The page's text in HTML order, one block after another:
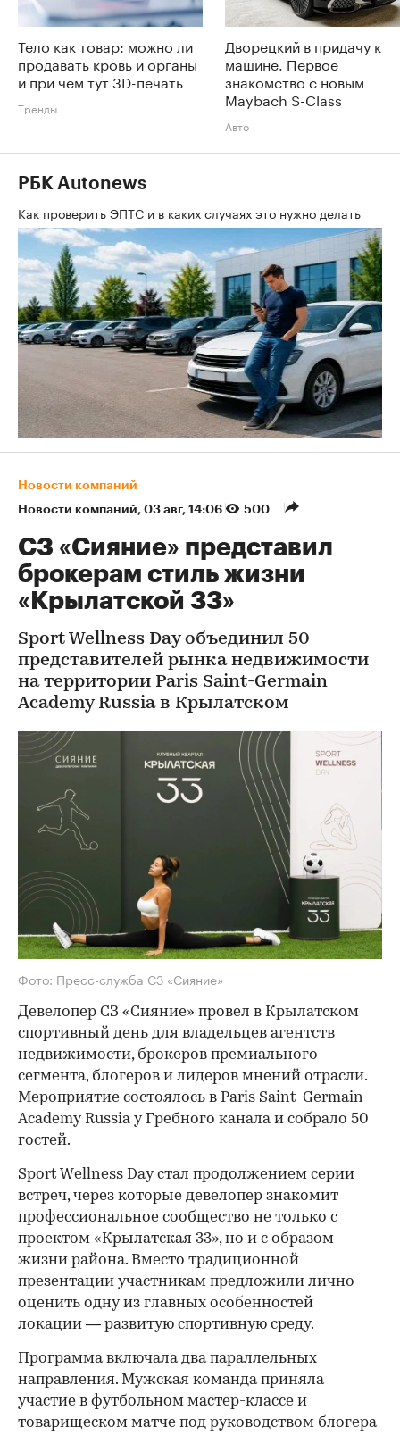
Тело как товар: можно ли
продавать кровь и органы
и при чем тут 3D-печать
Тренды
Дворецкий в придачу к
машине. Первое
знакомство с новым
Maybach S-Class
Авто
РБК Autonews
Как проверить ЭПТС и в каких случаях это нужно делать
Новости компаний
Новости компаний⁠, 03 авг, 14:06 500
СЗ «Сияние» представил
брокерам стиль жизни
«Крылатской 33»
Sport Wellness Day объединил 50
представителей рынка недвижимости
на территории Paris Saint-Germain
Academy Russia в Крылатском
Фото: Пресс-служба СЗ «Сияние»
Девелопер СЗ «Сияние» провел в Крылатском
спортивный день для владельцев агентств
недвижимости, брокеров премиального
сегмента, блогеров и лидеров мнений отрасли.
Мероприятие состоялось в Paris Saint-Germain
Academy Russia у Гребного канала и собрало 50
гостей.
Sport Wellness Day стал продолжением серии
встреч, через которые девелопер знакомит
профессиональное сообщество не только с
проектом «Крылатская 33», но и с образом
жизни района. Вместо традиционной
презентации участникам предложили лично
оценить одну из главных особенностей
локации — развитую спортивную среду.
Программа включала два параллельных
направления. Мужская команда приняла
участие в футбольном мастер-классе и
товарищеском матче под руководством блогера-